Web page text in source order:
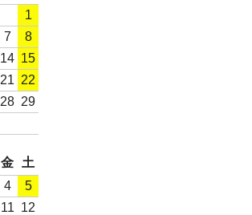
1
7
8
14 15
21 22
28 29
金
土
4
5
11 12